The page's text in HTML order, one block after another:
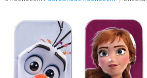
produktu
hvězdiček.